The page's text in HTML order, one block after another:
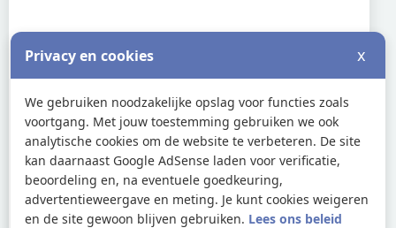
Privacy en cookies x
We gebruiken noodzakelijke opslag voor functies zoals
voortgang. Met jouw toestemming gebruiken we ook
analytische cookies om de website te verbeteren. De site
kan daarnaast Google AdSense laden voor verificatie,
beoordeling en, na eventuele goedkeuring,
advertentieweergave en meting. Je kunt cookies weigeren
en de site gewoon blijven gebruiken. Lees ons beleid